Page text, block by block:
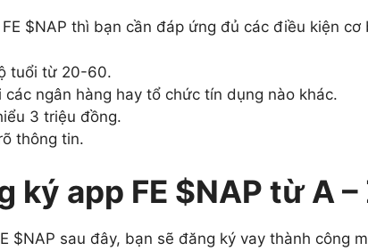
$NAP thì bạn cần đáp ứng đủ các điều kiện cơ
tuổi từ 20-60.
ngân hàng hay tổ chức tín dụng nào khác.
3 triệu đồng.
thông tin.
ký app FE $NAP từ A –
$NAP sau đây, bạn sẽ đăng ký vay thành công